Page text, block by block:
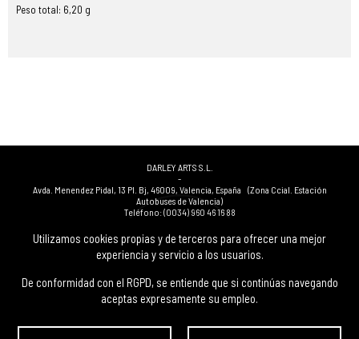
Utilizamos cookies propias y de terceros para ofrecer una mejor
experiencia y servicio a los usuarios.
De conformidad con el RGPD, se entiende que si continúas navegando
aceptas expresamente su empleo.
Peso total: 6,20 g
DARLEY ARTS S.L.
-
Avda. Menendez Pidal, 13 Pl. Bj, 46009, Valencia, España (Zona Ccial. Estación
Autobuses de Valencia)
Teléfono:(0034) 960 46 16 88
(0034) 963 40 48 21
-
(0034) 669 53 68 89(solo WhatsApp)
info@subastasdarley.com